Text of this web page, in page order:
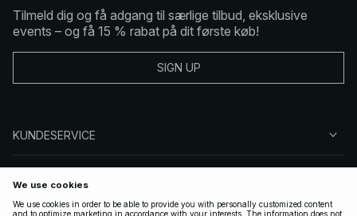
Tilmeld dig og få adgang til særlige tilbud, eksklusive
events – og få 15 % rabat på dit første køb!
SIGN UP
KUNDESERVICE